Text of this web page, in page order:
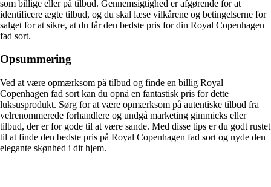
som billige eller på tilbud. Gennemsigtighed er afgørende for at
identificere ægte tilbud, og du skal læse vilkårene og betingelserne for
salget for at sikre, at du får den bedste pris for din Royal Copenhagen
fad sort.
Opsummering
Ved at være opmærksom på tilbud og finde en billig Royal
Copenhagen fad sort kan du opnå en fantastisk pris for dette
luksusprodukt. Sørg for at være opmærksom på autentiske tilbud fra
velrenommerede forhandlere og undgå marketing gimmicks eller
tilbud, der er for gode til at være sande. Med disse tips er du godt rustet
til at finde den bedste pris på Royal Copenhagen fad sort og nyde den
elegante skønhed i dit hjem.